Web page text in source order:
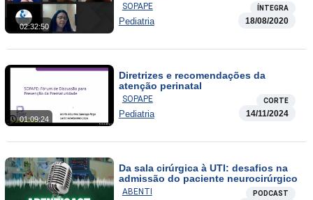
02:32:50
SOPAPE ÍNTEGRA
Pediatria 18/08/2020
01:09:24
Diretrizes e recomendações da
atenção perinatal
SOPAPE CORTE
Pediatria 14/11/2024
Da sala cirúrgica à UTI: desafios na
admissão do paciente neurocirúrgico
ABENTI PODCAST